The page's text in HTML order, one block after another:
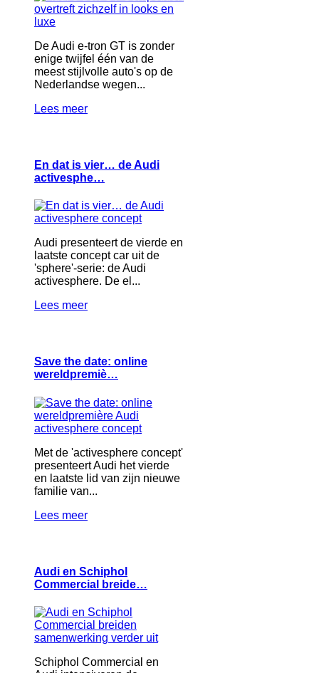
De Audi e-tron GT is zonder
enige twijfel één van de
meest stijlvolle auto's op de
Nederlandse wegen...
Lees meer
En dat is vier… de Audi
activesphe…
Audi presenteert de vierde en
laatste concept car uit de
'sphere'-serie: de Audi
activesphere. De el...
Lees meer
Save the date: online
wereldpremiè…
Met de 'activesphere concept'
presenteert Audi het vierde
en laatste lid van zijn nieuwe
familie van...
Lees meer
Audi en Schiphol
Commercial breide…
Schiphol Commercial en